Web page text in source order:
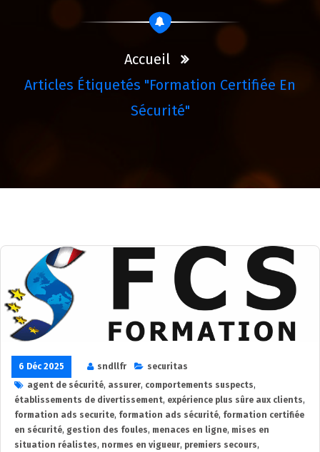
Accueil
Articles Étiquetés "formation Certifiée En
Sécurité"
6 Déc 2025 sndllfr
securitas
agent de sécurité, assurer, comportements suspects,
établissements de divertissement, expérience plus sûre aux clients,
formation ads securite, formation ads sécurité, formation certifiée
en sécurité, gestion des foules, menaces en ligne, mises en
situation réalistes, normes en vigueur, premiers secours,